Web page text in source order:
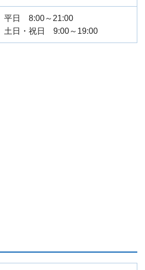
平日 8:00～21:00
土日・祝日 9:00～19:00